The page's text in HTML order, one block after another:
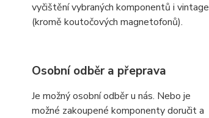
vyčištění vybraných komponentů i vintage
(kromě koutočových magnetofonů).
Osobní odběr a přeprava
Je možný osobní odběr u nás. Nebo je
možné zakoupené komponenty doručit a